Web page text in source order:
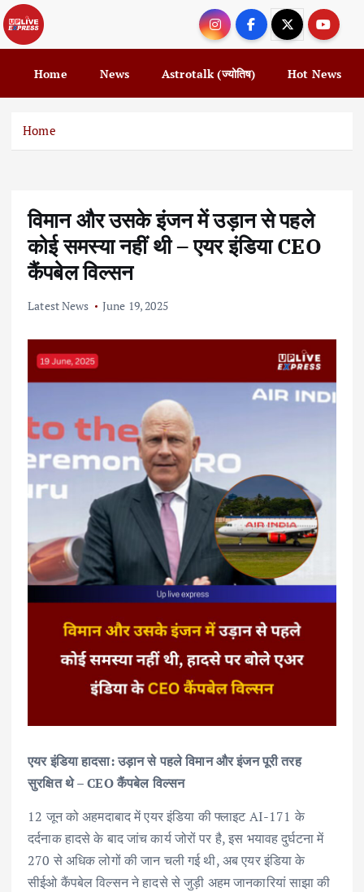
k
i
o
Home News Astrotalk (ज्योतिष) Hot News
Home
विमान और उसके इंजन में उड़ान से पहले
कोई समस्या नहीं थी – एयर इंडिया CEO
कैंपबेल विल्सन
Latest News June 19, 2025
एयर इंडिया हादसा: उड़ान से पहले विमान और इंजन पूरी तरह
सुरक्षित थे – CEO कैंपबेल विल्सन
12 जून को अहमदाबाद में एयर इंडिया की फ्लाइट AI-171 के
दर्दनाक हादसे के बाद जांच कार्य जोरों पर है, इस भयावह दुर्घटना में
270 से अधिक लोगों की जान चली गई थी, अब एयर इंडिया के
सीईओ कैंपबेल विल्सन ने हादसे से जुड़ी अहम जानकारियां साझा की